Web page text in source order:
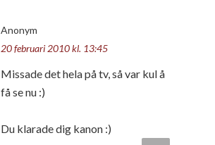
Anonym
20 februari 2010 kl. 13:45
Missade det hela på tv, så var kul å
få se nu :)
Du klarade dig kanon :)